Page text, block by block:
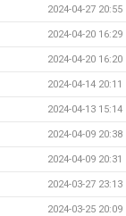
2024-04-27 20:55
2024-04-20 16:29
2024-04-20 16:20
2024-04-14 20:11
2024-04-13 15:14
2024-04-09 20:38
2024-04-09 20:31
2024-03-27 23:13
2024-03-25 20:09